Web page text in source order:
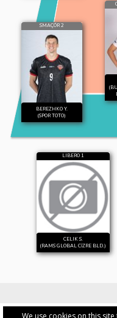
We use cookies on this
SMAÇÖR 2
BEREZHKO Y.
(SPOR TOTO)
LIBERO 1
CELIK S.
(RAMS GLOBAL CİZRE BLD.)